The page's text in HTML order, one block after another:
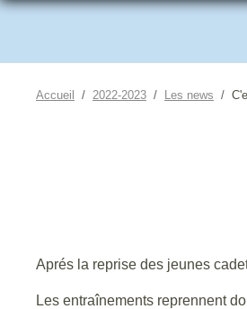
Accueil 2022-2023 Les news
Aprés la reprise des jeunes
Les entraînements reprennent